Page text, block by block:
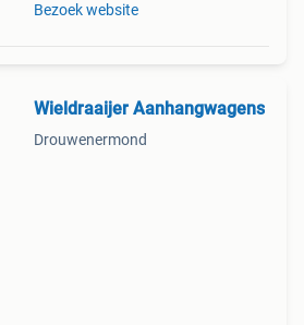
Bezoek website
Wieldraaijer Aanhangwagens
Drouwenermond